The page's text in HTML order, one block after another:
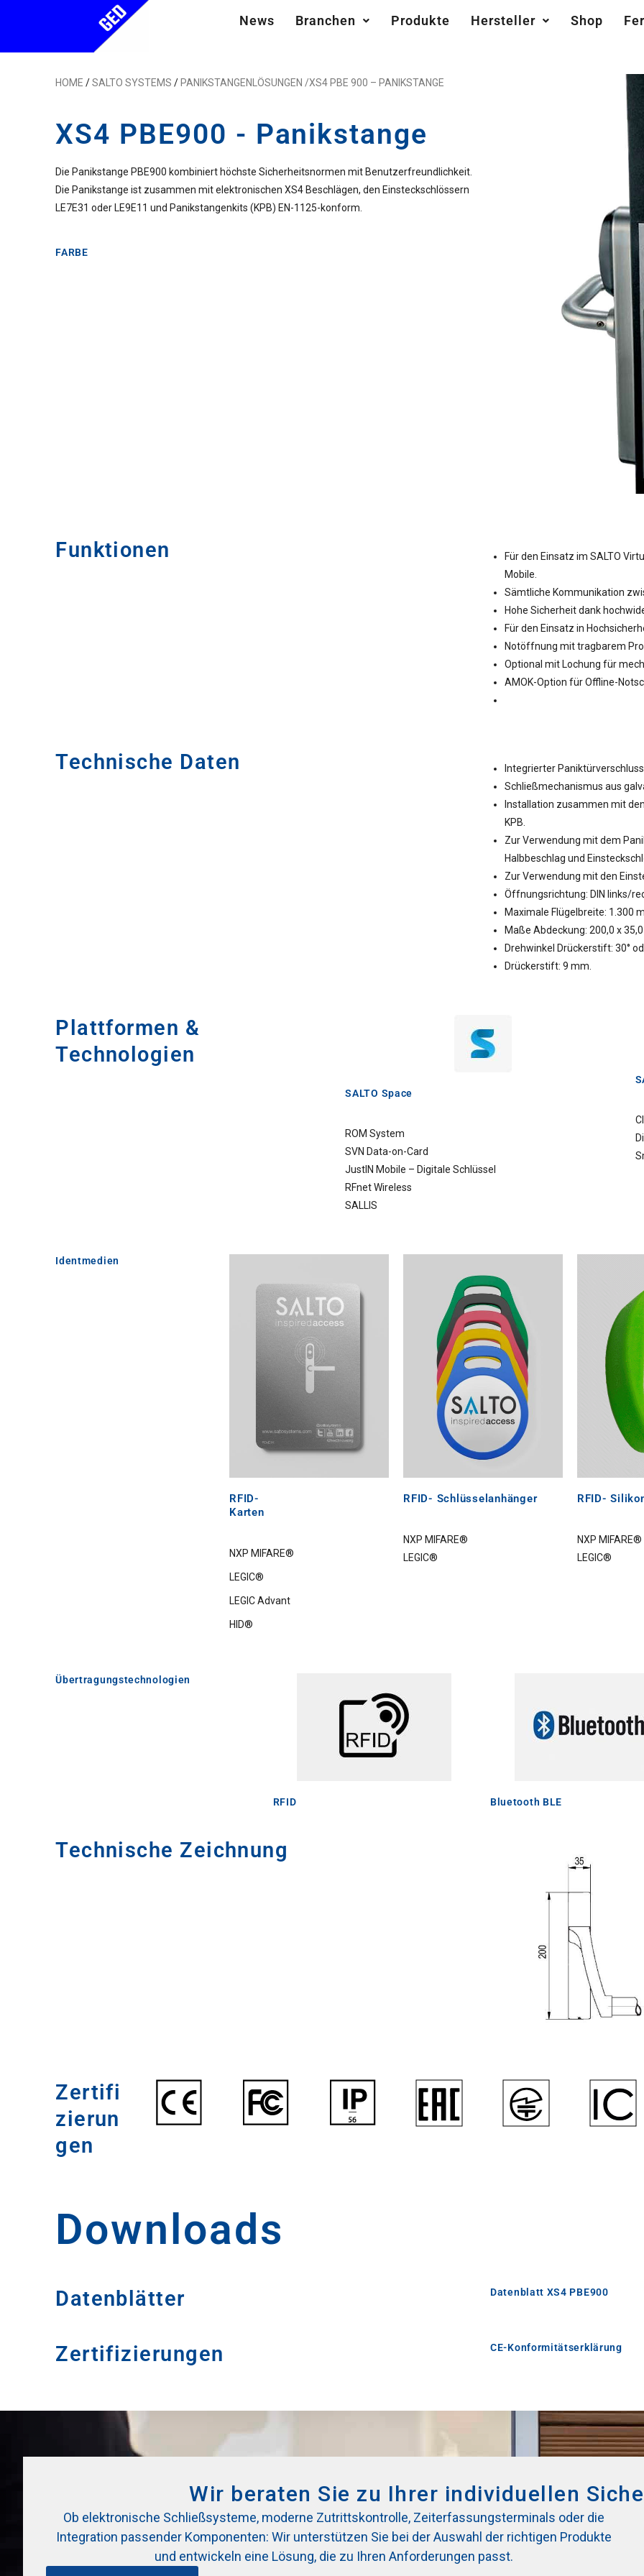
News Branchen Produkte Hersteller Shop
HOME /SALTO SYSTEMS /PANIKSTANGENLÖSUNGEN /XS4 PBE 900 – PANIKSTANGE
XS4 PBE900 - Panikstange
Die Panikstange PBE900 kombiniert höchste Sicherheitsnormen mit Benutzerfreundlichkeit.
Die Panikstange ist zusammen mit elektronischen XS4 Beschlägen, den Einsteckschlössern
LE7E31 oder LE9E11 und Panikstangenkits (KPB) EN-1125-konform.
FARBE
Funktionen
Für den Einsatz im SALTO
Mobile.
Sämtliche Kommunikation
Hohe Sicherheit dank
Für den Einsatz in
Notöffnung mit tragbarem
Optional mit Lochung für
AMOK-Option für Offline-
Technische Daten
Integrierter
Schließmechanismus aus
Installation zusammen mit
KPB.
Zur Verwendung mit dem
Halbbeschlag und
Zur Verwendung mit den
Öffnungsrichtung: DIN links/
Maximale Flügelbreite: 1.300
Maße Abdeckung: 200,0 x
Drehwinkel Drückerstift: 30°
Drückerstift: 9 mm.
Plattformen &
Technologien
SALTO Space
ROM System
SVN Data-on-Card
JustIN Mobile – Digitale Schlüssel
RFnet Wireless
SALLIS
Identmedien
RFID-
Karten
NXP MIFARE®
LEGIC®
LEGIC Advant
HID®
RFID- Schlüsselanhänger
NXP MIFARE®
LEGIC®
RFID-
NXP MIFARE®
LEGIC®
Übertragungstechnologien
RFID Bluetooth BLE
Technische Zeichnung
Zertifi
zierun
gen
Downloads
Datenblätter Datenblatt XS4 PBE900
Zertifizierungen CE-Konformitätserklärung
Wir beraten Sie zu Ihrer individuellen
Ob elektronische Schließsysteme, moderne Zutrittskontrolle, Zeiterfassungsterminals oder die
Integration passender Komponenten: Wir unterstützen Sie bei der Auswahl der richtigen Produkte
und entwickeln eine Lösung, die zu Ihren Anforderungen passt.